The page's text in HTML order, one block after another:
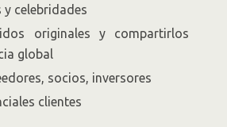
y celebridades
originales y compartirlos
global
socios, inversores
clientes